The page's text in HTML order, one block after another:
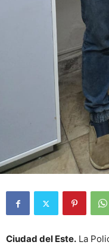
Ciudad del Este. La